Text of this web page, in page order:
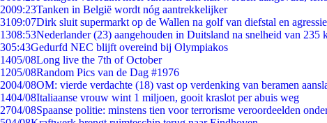
2009:23Tanken in België wordt nóg aantrekkelijker
3109:07Dirk sluit supermarkt op de Wallen na golf van diefstal en agressie
1308:53Nederlander (23) aangehouden in Duitsland na snelheid van 235
305:43Gedurfd NEC blijft overeind bij Olympiakos
1405/08Long live the 7th of October
1205/08Random Pics van de Dag #1976
2004/08OM: vierde verdachte (18) vast op verdenking van beramen
1404/08Italiaanse vrouw wint 1 miljoen, gooit kraslot per abuis weg
2704/08Spaanse politie: minstens tien voor terrorisme veroordeelden